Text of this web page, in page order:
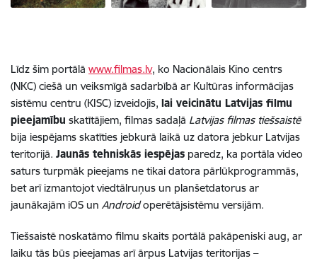
Līdz šim portālā www.filmas.lv, ko Nacionālais Kino centrs
(NKC) ciešā un veiksmīgā sadarbībā ar Kultūras informācijas
sistēmu centru (KISC) izveidojis, lai veicinātu Latvijas filmu
pieejamību skatītājiem, filmas sadaļā Latvijas filmas tiešsaistē
bija iespējams skatīties jebkurā laikā uz datora jebkur Latvijas
teritorijā. Jaunās tehniskās iespējas paredz, ka portāla video
saturs turpmāk pieejams ne tikai datora pārlūkprogrammās,
bet arī izmantojot viedtālruņus un planšetdatorus ar
jaunākajām iOS un Androidoperētājsistēmu versijām.
Tiešsaistē noskatāmo filmu skaits portālā pakāpeniski aug, ar
laiku tās būs pieejamas arī ārpus Latvijas teritorijas –